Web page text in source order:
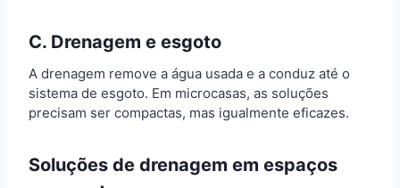
C. Drenagem e esgoto
A drenagem remove a água usada e a conduz até o
sistema de esgoto. Em microcasas, as soluções
precisam ser compactas, mas igualmente eficazes.
Soluções de drenagem em espaços